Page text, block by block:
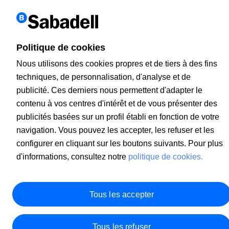
Cargando...
Début
Position globale
Nouveau
Soldes et mouvements
Virements
Paiement Impôts niveau national (AEAT)
Correspondence
Gestion Discrétionnaire de Portefeuilles
Voir toutes les opérations
Politique de cookies
Nous utilisons des cookies propres et de tiers à des fins
techniques, de personnalisation, d'analyse et de
publicité. Ces derniers nous permettent d'adapter le
contenu à vos centres d'intérêt et de vous présenter des
publicités basées sur un profil établi en fonction de votre
navigation. Vous pouvez les accepter, les refuser et les
configurer en cliquant sur les boutons suivants. Pour plus
d'informations, consultez notre politique de cookies.
Tous les refuser
Tous les accepter